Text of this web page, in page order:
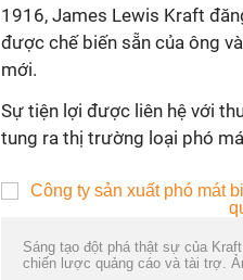
1916, James Lewis Kraft
được chế biến sẵn của ông
mới.
Sự tiện lợi được liên hệ với
tung ra thị trường loại phó
Sáng tạo đột phá thật sự của
chiến lược quảng cáo và tài trợ.